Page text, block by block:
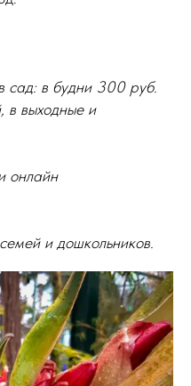
сад: в будни 300 руб.
в выходные и
онлайн
и дошкольников.